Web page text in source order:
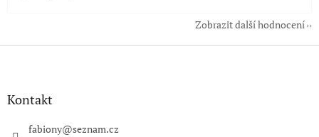
Zobrazit další hodnocení
Z
Kontakt
fabiony@seznam.cz